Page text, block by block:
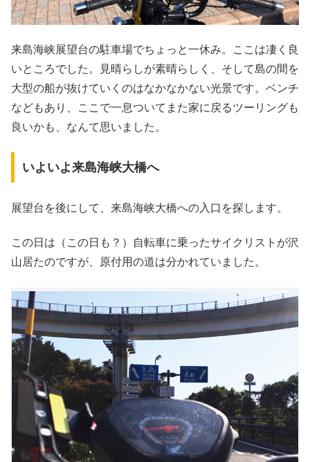
来島海峡展望台の駐車場でちょっと一休み。ここは凄く良
いところでした。見晴らしが素晴らしく、そして島の間を
大型の船が抜けていくのはなかなかない光景です。ベンチ
などもあり、ここで一息ついてまた家に戻るツーリングも
良いかも、なんて思いました。
いよいよ来島海峡大橋へ
展望台を後にして、来島海峡大橋への入口を探します。
この日は（この日も？）自転車に乗ったサイクリストが沢
山居たのですが、原付用の道は分かれていました。